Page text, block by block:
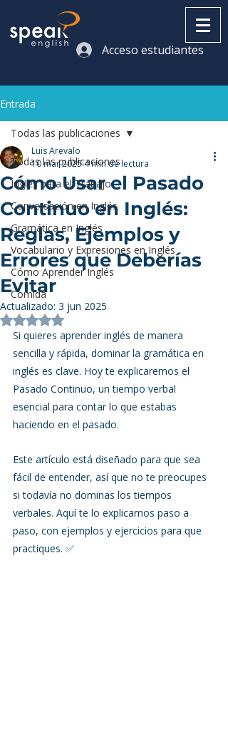
Acceso estudiantes
Entrada
Todas las publicaciones
Inglés para el Trabajo
Conversación en Inglés
Gramática en Inglés
Vocabulario y Expresiones en Inglés
Cómo Aprender Inglés
Comida
Todas las publicaciones
Cómo Usar el Pasado
Continuo en Inglés:
Reglas, Ejemplos y
Errores que Deberías
Evitar
Luis Arevalo
10 mar 20254 min de lectura
Actualizado: 3 jun 2025
Obtuvo NaN de 5 estrellas.
Si quieres aprender inglés de manera
sencilla y rápida, dominar la gramática en
inglés es clave. Hoy te explicaremos el
Pasado Continuo, un tiempo verbal
esencial para contar lo que estabas
haciendo en el pasado.
Este artículo está diseñado para que sea
fácil de entender, así que no te preocupes
si todavía no dominas los tiempos
verbales. Aquí te lo explicamos paso a
paso, con ejemplos y ejercicios para que
practiques. ✅